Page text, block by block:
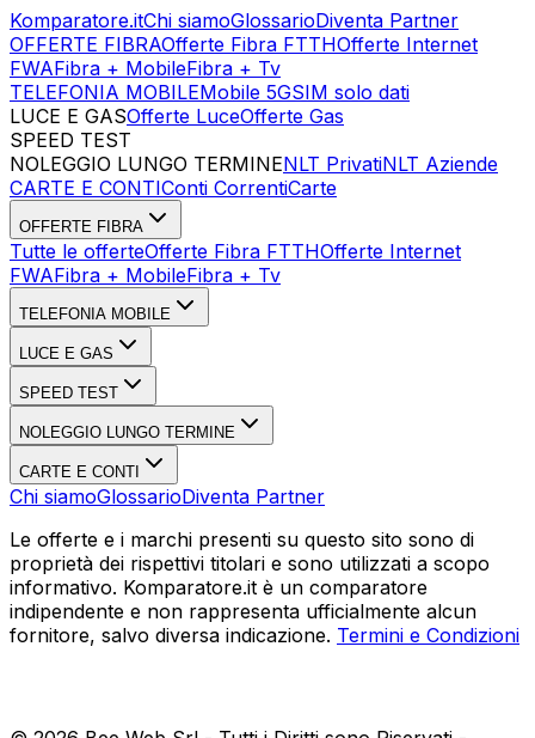
Komparatore.itChi siamoGlossarioDiventa Partner
OFFERTE FIBRAOfferte Fibra FTTHOfferte Internet
FWAFibra + MobileFibra + Tv
TELEFONIA MOBILEMobile 5GSIM solo dati
LUCE E GASOfferte LuceOfferte Gas
SPEED TEST
NOLEGGIO LUNGO TERMINENLT PrivatiNLT Aziende
CARTE E CONTIConti CorrentiCarte
OFFERTE FIBRA
Tutte le offerteOfferte Fibra FTTHOfferte Internet
FWAFibra + MobileFibra + Tv
TELEFONIA MOBILE
LUCE E GAS
SPEED TEST
NOLEGGIO LUNGO TERMINE
CARTE E CONTI
Chi siamoGlossarioDiventa Partner
Le offerte e i marchi presenti su questo sito sono di
proprietà dei rispettivi titolari e sono utilizzati a scopo
informativo. Komparatore.it è un comparatore
indipendente e non rappresenta ufficialmente alcun
fornitore, salvo diversa indicazione. Termini e Condizioni